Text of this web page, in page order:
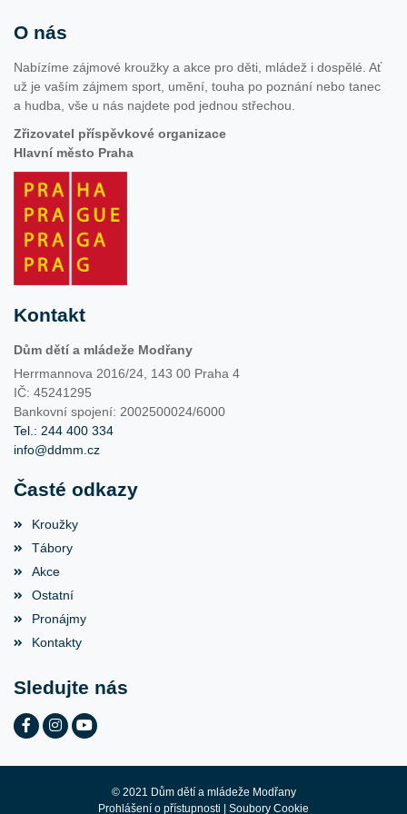
O nás
Nabízíme zájmové kroužky a akce pro děti, mládež i dospělé. Ať
už je vaším zájmem sport, umění, touha po poznání nebo tanec
a hudba, vše u nás najdete pod jednou střechou.
Zřizovatel příspěvkové organizace
Hlavní město Praha
Kontakt
Dům dětí a mládeže Modřany
Herrmannova 2016/24, 143 00 Praha 4
IČ: 45241295
Bankovní spojení: 2002500024/6000
Tel.: 244 400 334
info@ddmm.cz
Časté odkazy
Kroužky
Tábory
Akce
Ostatní
Pronájmy
Kontakty
Sledujte nás
© 2021 Dům dětí a mládeže Modřany
Prohlášení o přístupnosti
Soubory Cookie